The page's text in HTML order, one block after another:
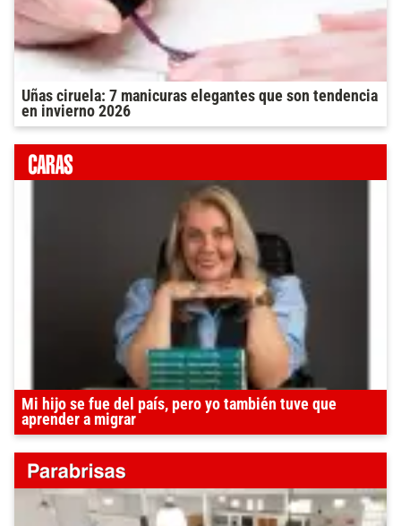
Uñas ciruela: 7 manicuras elegantes que son tendencia
en invierno 2026
Mi hijo se fue del país, pero yo también tuve que
aprender a migrar